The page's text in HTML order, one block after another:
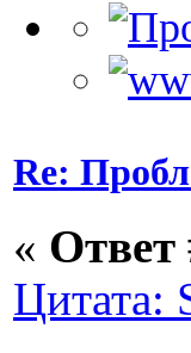
Re:
« Ответ
Цитата: